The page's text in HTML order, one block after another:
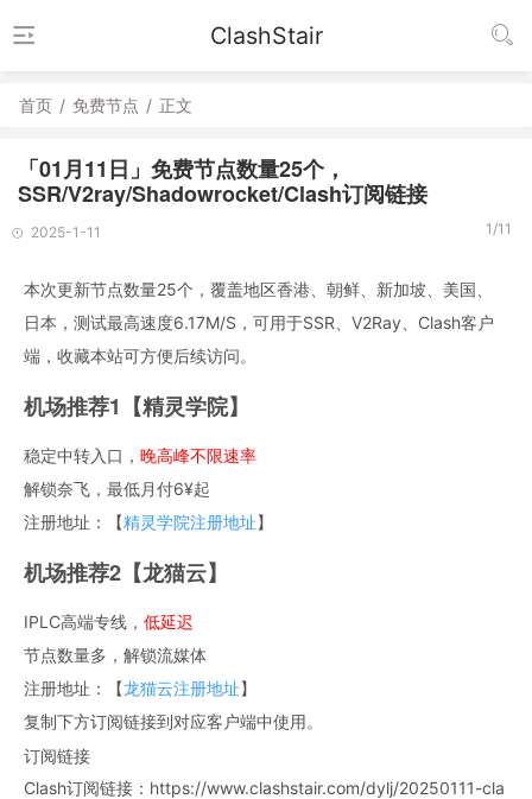
ClashStair
首页 / 免费节点 / 正文
「01月11日」免费节点数量25个，
SSR/V2ray/Shadowrocket/Clash订阅链接
2025-1-11 1/11
本次更新节点数量25个，覆盖地区香港、朝鲜、新加坡、美国、
日本，测试最高速度6.17M/S，可用于SSR、V2Ray、Clash客户
端，收藏本站可方便后续访问。
机场推荐1【精灵学院】
稳定中转入口， 晚高峰不限速率
解锁奈飞，最低月付6¥起
注册地址：【精灵学院注册地址】
机场推荐2【龙猫云】
IPLC高端专线， 低延迟
节点数量多，解锁流媒体
注册地址：【龙猫云注册地址】
复制下方订阅链接到对应客户端中使用。
订阅链接
Clash订阅链接：https://www.clashstair.com/dylj/20250111-cla